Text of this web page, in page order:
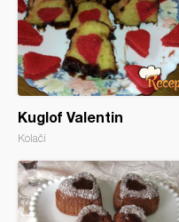
Kuglof Valentin
Kolači